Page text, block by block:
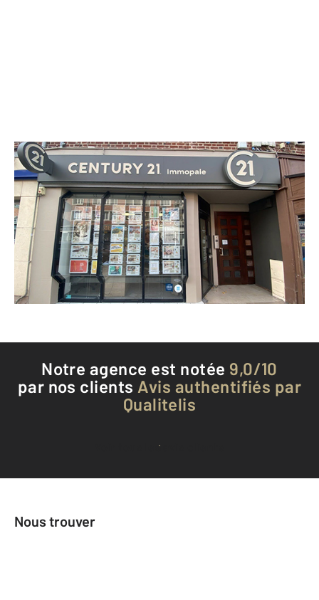
CENTURY 21 Immopale
13 rue Royale
CALAIS - 62100
Envoyer un message
Téléphoner à l'agence
Notre agence est notée 9,0/10
par nos clients Avis authentifiés par
Qualitelis
Voir tous les avis clients
Nous trouver